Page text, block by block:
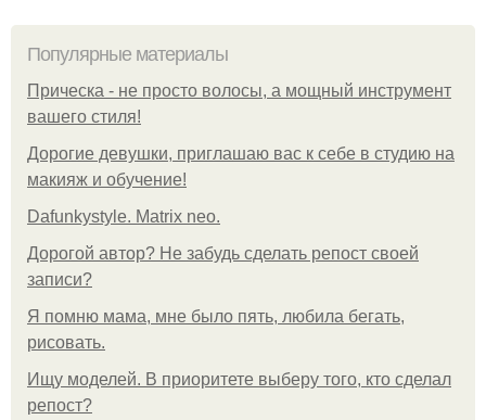
Популярные материалы
Прическа - не просто волосы, а мощный инструмент
вашего стиля!
Дорогие девушки, приглашаю вас к себе в студию на
макияж и обучение!
Dafunkystyle. Matrix neo.
Дорогой автор? Не забудь сделать репост своей
записи?
Я помню мама, мне было пять, любила бегать,
рисовать.
Ищу моделей. В приоритете выберу того, кто сделал
репост?